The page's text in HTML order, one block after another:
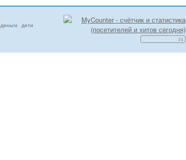
деньги
дети